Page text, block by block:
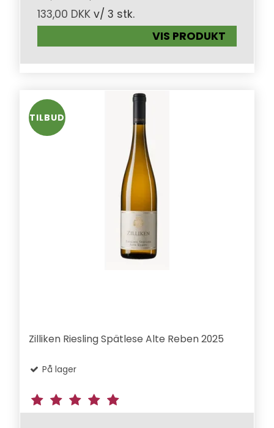
133,00 DKK v/ 3 stk.
VIS PRODUKT
TILBUD
Zilliken Riesling Spätlese Alte Reben 2025
På lager